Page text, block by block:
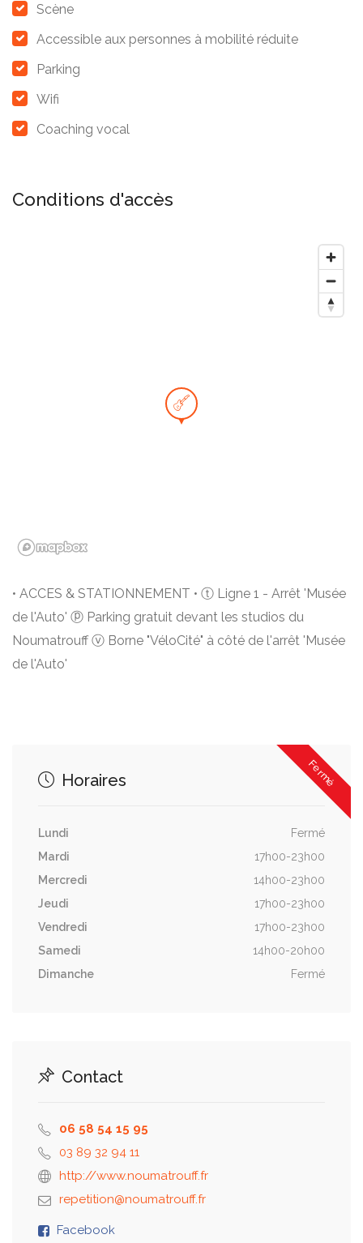
Scène
Accessible aux personnes à mobilité réduite
Parking
Wifi
Coaching vocal
Conditions d'accès
• ACCES & STATIONNEMENT • ⓣ Ligne 1 - Arrêt 'Musée
de l'Auto' ⓟ Parking gratuit devant les studios du
Noumatrouff ⓥ Borne "VéloCité" à côté de l'arrêt 'Musée
de l'Auto'
Fermé
Horaires
Lundi
Fermé
Mardi
17h00-23h00
Mercredi
14h00-23h00
Jeudi
17h00-23h00
Vendredi
17h00-23h00
Samedi
14h00-20h00
Dimanche
Fermé
Contact
06 58 54 15 95
03 89 32 94 11
http://www.noumatrouff.fr
Facebook